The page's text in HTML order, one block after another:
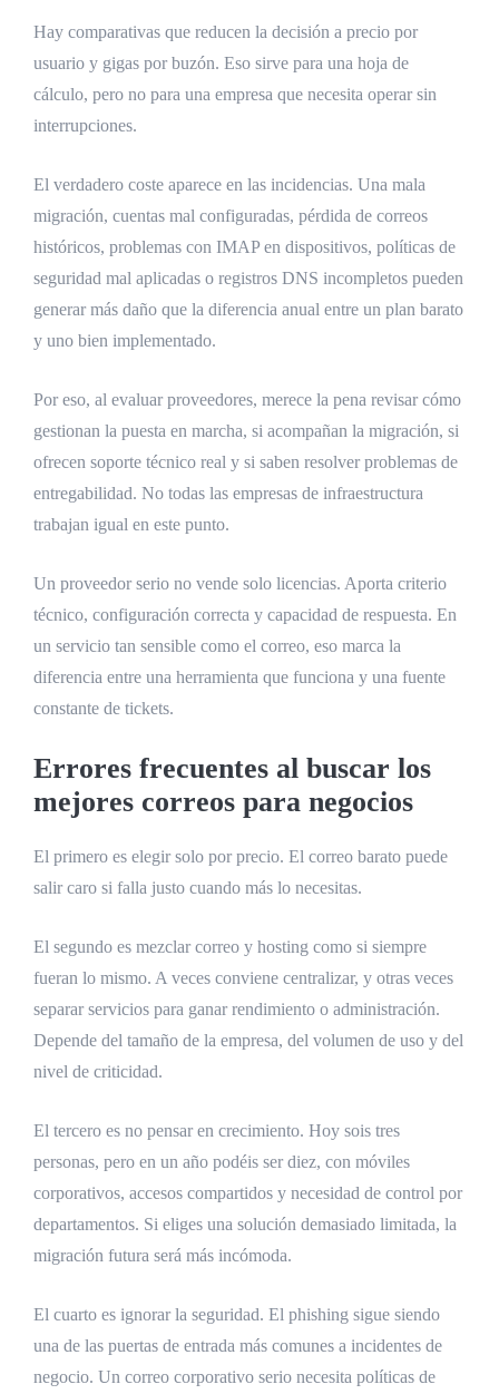
Hay comparativas que reducen la decisión a precio por
usuario y gigas por buzón. Eso sirve para una hoja de
cálculo, pero no para una empresa que necesita operar sin
interrupciones.
El verdadero coste aparece en las incidencias. Una mala
migración, cuentas mal configuradas, pérdida de correos
históricos, problemas con IMAP en dispositivos, políticas de
seguridad mal aplicadas o registros DNS incompletos pueden
generar más daño que la diferencia anual entre un plan barato
y uno bien implementado.
Por eso, al evaluar proveedores, merece la pena revisar cómo
gestionan la puesta en marcha, si acompañan la migración, si
ofrecen soporte técnico real y si saben resolver problemas de
entregabilidad. No todas las empresas de infraestructura
trabajan igual en este punto.
Un proveedor serio no vende solo licencias. Aporta criterio
técnico, configuración correcta y capacidad de respuesta. En
un servicio tan sensible como el correo, eso marca la
diferencia entre una herramienta que funciona y una fuente
constante de tickets.
Errores frecuentes al buscar los
mejores correos para negocios
El primero es elegir solo por precio. El correo barato puede
salir caro si falla justo cuando más lo necesitas.
El segundo es mezclar correo y hosting como si siempre
fueran lo mismo. A veces conviene centralizar, y otras veces
separar servicios para ganar rendimiento o administración.
Depende del tamaño de la empresa, del volumen de uso y del
nivel de criticidad.
El tercero es no pensar en crecimiento. Hoy sois tres
personas, pero en un año podéis ser diez, con móviles
corporativos, accesos compartidos y necesidad de control por
departamentos. Si eliges una solución demasiado limitada, la
migración futura será más incómoda.
El cuarto es ignorar la seguridad. El phishing sigue siendo
una de las puertas de entrada más comunes a incidentes de
negocio. Un correo corporativo serio necesita políticas de